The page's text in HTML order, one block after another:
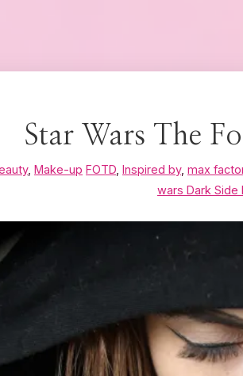
Star Wars The
, Make-up FOTD Inspired by, max
wars Dark Side